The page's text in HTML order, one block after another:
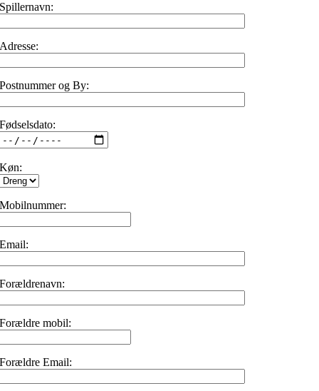
Spillernavn:
Adresse:
Postnummer og By:
Fødselsdato:
Køn:
Mobilnummer:
Email:
Forældrenavn:
Forældre mobil:
Forældre Email: